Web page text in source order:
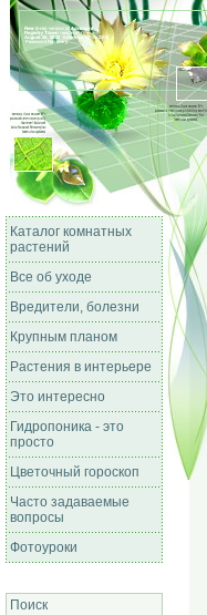
Каталог комнатных
растений
Все об уходе
Вредители, болезни
Крупным планом
Растения в интерьере
Это интересно
Гидропоника - это
просто
Цветочный гороскоп
Часто задаваемые
вопросы
Фотоуроки
Поиск